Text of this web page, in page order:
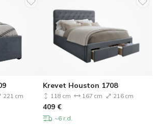
221 cm
Krevet Houston 1708
118 cm 167 cm 216 cm
409 €
~6 r.d.